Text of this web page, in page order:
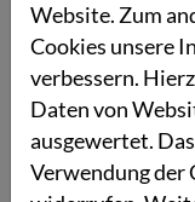
„Goldeimer
StartUp, das
einsetzt. Mit
sozialem
Website. Zum
Cookies unsere
verbessern.
Daten von
ausgewertet.
Verwendung der